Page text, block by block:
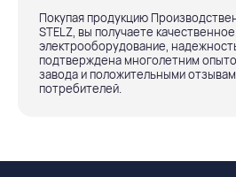
Покупая продукцию
STELZ, вы получаете качественное
электрооборудование,
подтверждена многолетним
завода и положительными
потребителей.